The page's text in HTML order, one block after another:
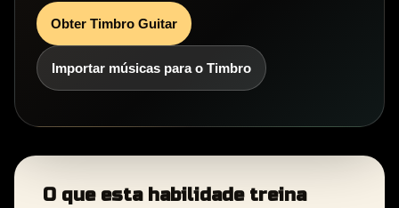
Obter Timbro Guitar
Importar músicas para o Timbro
O que esta habilidade treina